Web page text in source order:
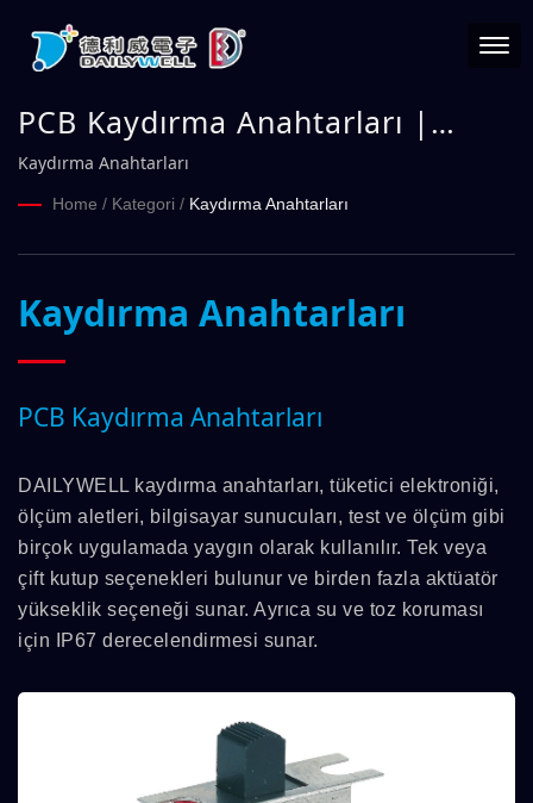
PCB Kaydırma Anahtarları |
DAILYWELL
Kaydırma Anahtarları
Home / Kategori / Kaydırma Anahtarları
Kaydırma Anahtarları
PCB Kaydırma Anahtarları
DAILYWELL kaydırma anahtarları, tüketici elektroniği,
ölçüm aletleri, bilgisayar sunucuları, test ve ölçüm gibi
birçok uygulamada yaygın olarak kullanılır. Tek veya
çift kutup seçenekleri bulunur ve birden fazla aktüatör
yükseklik seçeneği sunar. Ayrıca su ve toz koruması
için IP67 derecelendirmesi sunar.